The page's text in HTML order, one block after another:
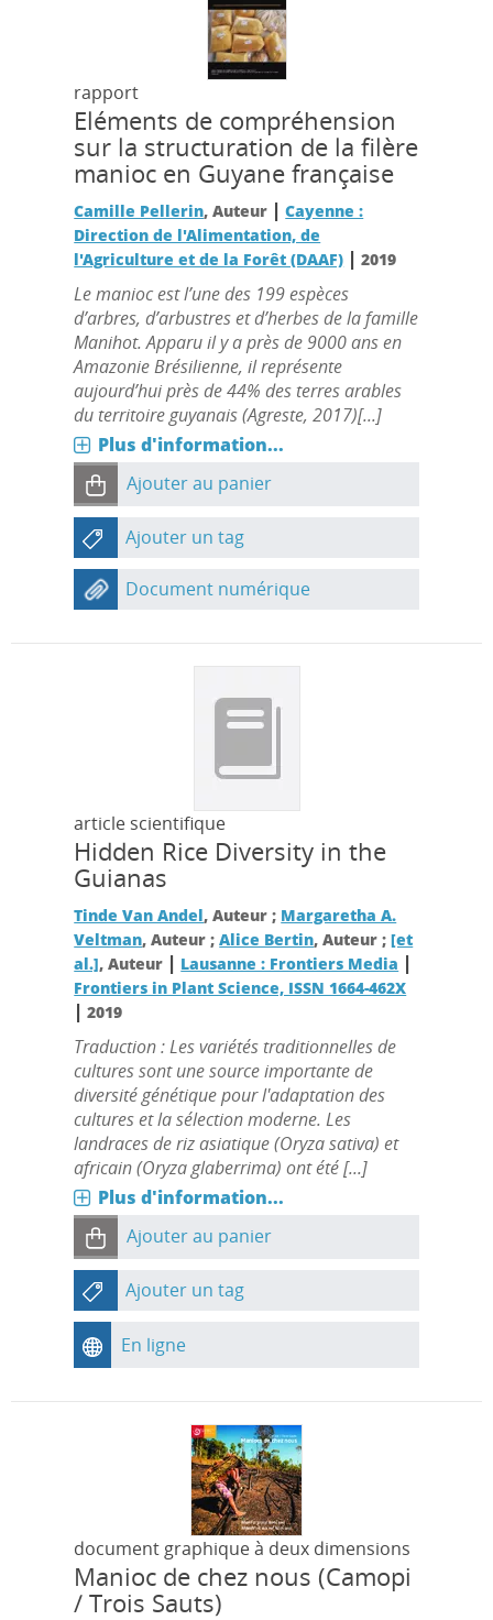
rapport
Eléments de compréhension
sur la structuration de la filère
manioc en Guyane française
Camille Pellerin, Auteur |Cayenne :
Direction de l'Alimentation, de
l'Agriculture et de la Forêt (DAAF) |2019
Le manioc est l’une des 199 espèces
d’arbres, d’arbustres et d’herbes de la famille
Manihot. Apparu il y a près de 9000 ans en
Amazonie Brésilienne, il représente
aujourd’hui près de 44% des terres arables
du territoire guyanais (Agreste, 2017)[...]
Plus d'information...
Ajouter au panier
Ajouter un tag
Document numérique
article scientifique
Hidden Rice Diversity in the
Guianas
Tinde Van Andel, Auteur ; Margaretha A.
Veltman, Auteur ;Alice Bertin, Auteur ;[et
al.], Auteur | Lausanne : Frontiers Media |
Frontiers in Plant Science, ISSN 1664-462X
|2019
Traduction : Les variétés traditionnelles de
cultures sont une source importante de
diversité génétique pour l'adaptation des
cultures et la sélection moderne. Les
landraces de riz asiatique (Oryza sativa) et
africain (Oryza glaberrima) ont été [...]
Plus d'information...
Ajouter au panier
Ajouter un tag
En ligne
document graphique à deux dimensions
Manioc de chez nous (Camopi
/ Trois Sauts)